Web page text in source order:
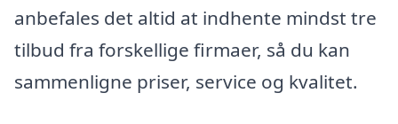
anbefales det altid at indhente mindst tre
tilbud fra forskellige firmaer, så du kan
sammenligne priser, service og kvalitet.